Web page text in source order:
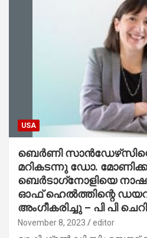
USA
ബെർണി
മറികടന്നു ഡോ.
ബെർടാഗ്‌നോളിയെ
ഓഫ് ഹെൽത്തിന്റെ
അംഗീകരിച്ചു – പി പി
November 8, 2023 editor